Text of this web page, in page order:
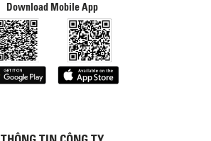
Download Mobile App